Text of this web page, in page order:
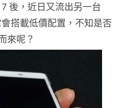
後，近日又流出另一台
搭載低價配置，不知是否
來呢？